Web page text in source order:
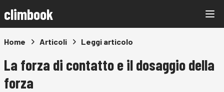
climbook
Home Articoli Leggi articolo
La forza di contatto e il dosaggio della
forza